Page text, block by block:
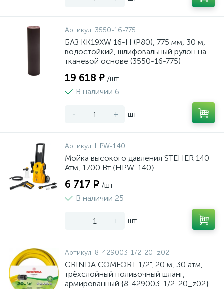
Артикул: 3550-16-775
БАЗ KK19XW 16-H (Р80), 775 мм, 30 м,
водостойкий, шлифовальный рулон на
тканевой основе (3550-16-775)
19 618 ₽ /шт
В наличии 6
- + шт
Артикул: HPW-140
Мойка высокого давления STEHER 140
Атм, 1700 Вт {HPW-140}
6 717 ₽ /шт
В наличии 25
- + шт
Артикул: 8-429003-1/2-20_z02
GRINDA COMFORT 1/2", 20 м, 30 атм,
трёхслойный поливочный шланг,
армированный {8-429003-1/2-20_z02}